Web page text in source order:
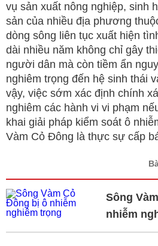
vụ sản xuất nông nghiệp, sinh
sản của nhiều địa phương
dòng sông liên tục xuất hiện
dài nhiều năm không chỉ gây
người dân mà còn tiềm ẩn
nghiêm trọng đến hệ sinh thái
vậy, việc sớm xác định chính
nghiêm các hành vi vi phạm
khai giải pháp kiểm soát ô
Vàm Cỏ Đông là thực sự cấp
Sông
nhiễm